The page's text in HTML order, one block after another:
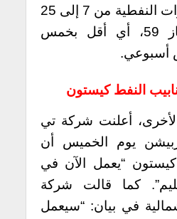
انخفض عدد الحفارات النفطية من 7 إلى 25
وعدد منصات الغاز 59، أي أقل بخمس
أسبوعي.
النفط كيستون
أعلنت شركة تي
يوم الخميس أن
“يعمل الآن في
كما قالت شركة
في بيان: “سيعمل